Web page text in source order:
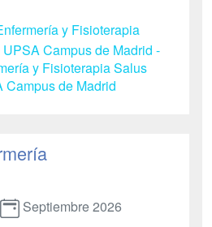
y Fisioterapia
Campus de Madrid -
y Fisioterapia Salus
Campus de Madrid
Septiembre 2026